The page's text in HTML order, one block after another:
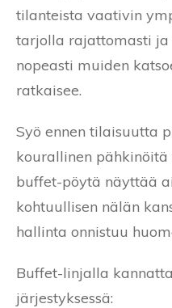
tilanteista vaativin
tarjolla rajattomasti
nopeasti muiden
ratkaisee.
Syö ennen tilaisuutta
kourallinen
buffet-pöytä näyttää
kohtuullisen nälän
hallinta onnistuu
Buffet-linjalla
järjestyksessä: